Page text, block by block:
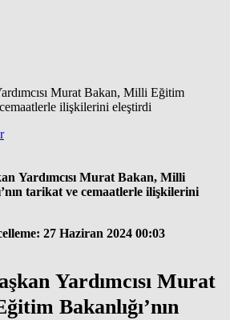
Yardımcısı Murat Bakan, Milli
tarikat ve cemaatlerle ilişkilerini
27 Haziran 2024 00:03
Yardımcısı Murat
Bakanlığı’nın